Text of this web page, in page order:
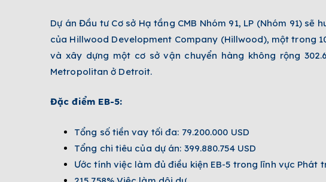
Dự án Đầu tư Cơ sở Hạ tầng CMB Nhóm 91, LP (Nhóm 91) sẽ
của Hillwood Development Company (Hillwood), một trong
và xây dựng một cơ sở vận chuyển hàng không rộng
Metropolitan ở Detroit.
Đặc điểm EB-5:
Tổng số tiền vay tối đa: 79.200.000 USD
Tổng chi tiêu của dự án: 399.880.754 USD
Ước tính việc làm đủ điều kiện EB-5 trong lĩnh vực Phát